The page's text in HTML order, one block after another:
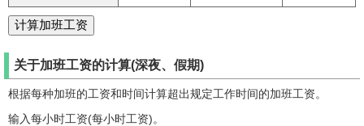
关于加班工资的计算(深夜、假期)
根据每种加班的工资和时间计算超出规定工作时间的加班工资。
输入每小时工资(每小时工资)。